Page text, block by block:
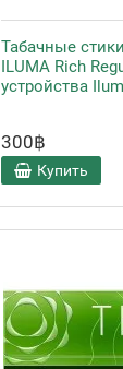
Табачные
ILUMA Rich
устройства
300฿
Купить